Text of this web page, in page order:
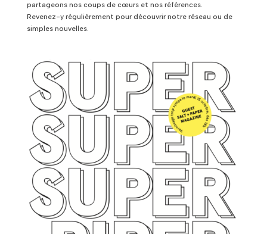
partageons nos coups de cœurs et nos références.
Revenez-y régulièrement pour découvrir notre réseau ou de
simples nouvelles.